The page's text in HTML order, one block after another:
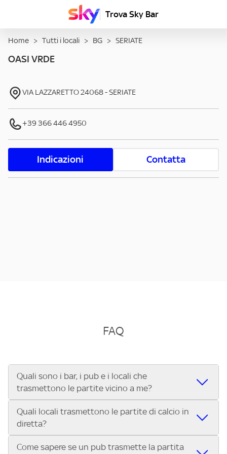
Trova Sky Bar
Home > Tutti i locali > BG > SERIATE
OASI VRDE
VIA LAZZARETTO24068-SERIATE
+39 366 446 4950
Indicazioni Contatta
FAQ
Quali sono i bar, i pub e i locali che
trasmettono le partite vicino a me?
Se cerchi un bar, pub, ristorante o locale vicino a te per
vedere le partite di Serie A ENILIVE, la Serie C Sky Wifi, la
UEFA Champions League, la UEFA Europa League, la UEFA
Conference League, il Tennis, la Formula 1®, la MotoGP™ e
Quali locali trasmettono le partite di calcio in
diretta?
Vuoi sapere quali bar, pub o ristoranti mostrano le partite
Come sapere se un pub trasmette la partita